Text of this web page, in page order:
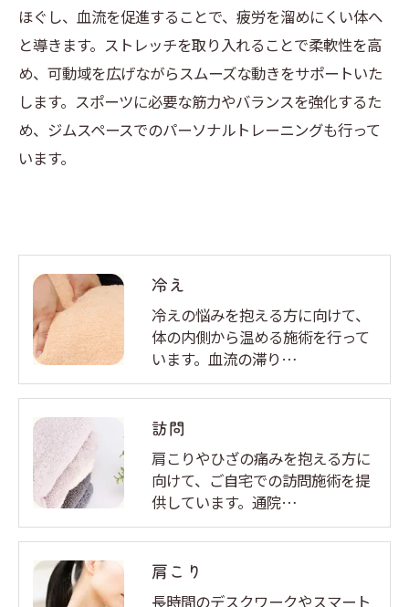
ほぐし、血流を促進することで、疲労を溜めにくい体へ
と導きます。ストレッチを取り入れることで柔軟性を高
め、可動域を広げながらスムーズな動きをサポートいた
します。スポーツに必要な筋力やバランスを強化するた
め、ジムスペースでのパーソナルトレーニングも行って
います。
冷え
冷えの悩みを抱える方に向けて、
体の内側から温める施術を行って
います。血流の滞り…
訪問
肩こりやひざの痛みを抱える方に
向けて、ご自宅での訪問施術を提
供しています。通院…
肩こり
長時間のデスクワークやスマート